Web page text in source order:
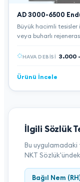
AD 3000-6500
Büyük hacimli
veya buharlı
HAVA DEBISI 3.000
Ürünü İncele
İlgili Sözlük
Bu uygulamadaki
NKT
Bağıl Nem